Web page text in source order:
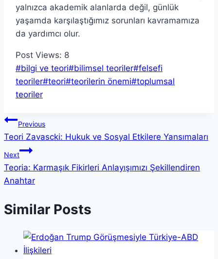
yalnızca akademik alanlarda değil, günlük
yaşamda karşılaştığımız sorunları kavramamıza
da yardımcı olur.
Post Views: 8
Post
Tags:
#bilgi ve teori#bilimsel teoriler#felsefi
teoriler#teori#teorilerin önemi#toplumsal
teoriler
Yazı
gezinmesi
Previous
Teori Zavascki: Hukuk ve Sosyal Etkilere Yansımaları
Next
Teoria: Karmaşık Fikirleri Anlayışımızı Şekillendiren
Anahtar
Similar Posts